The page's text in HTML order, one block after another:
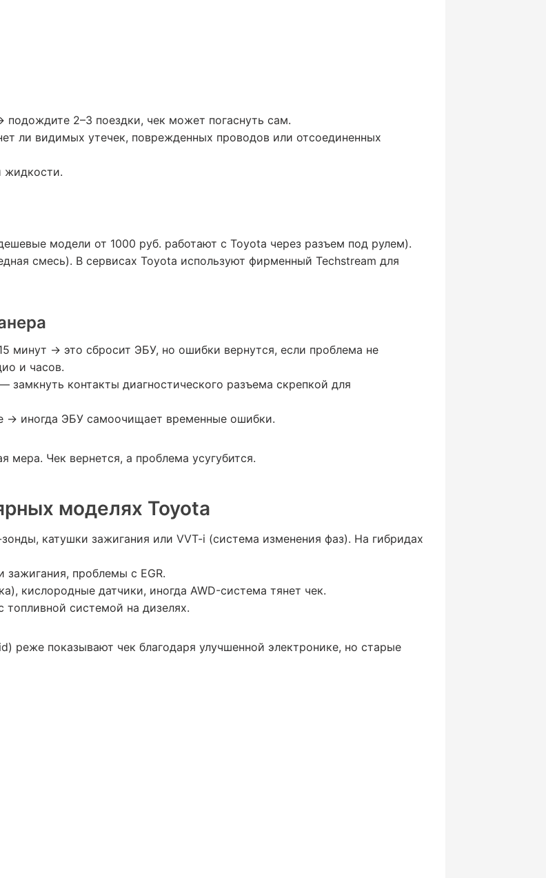
2–3 поездки, чек может погаснуть сам.
ли видимых утечек, поврежденных проводов или отсоединенных
жидкости.
модели от 1000 руб. работают с Toyota через разъем под рулем).
смесь). В сервисах Toyota используют фирменный Techstream для
минут → это сбросит ЭБУ, но ошибки вернутся, если проблема не
и часов.
контакты диагностического разъема скрепкой для
→ иногда ЭБУ самоочищает временные ошибки.
Чек вернется, а проблема усугубится.
моделях Toyota
катушки зажигания или VVT-i (система изменения фаз). На гибридах
зажигания, проблемы с EGR.
кислородные датчики, иногда AWD-система тянет чек.
топливной системой на дизелях.
реже показывают чек благодаря улучшенной электронике, но старые